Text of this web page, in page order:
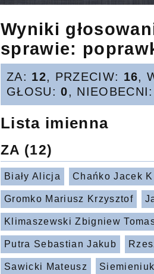
Wyniki
sprawie:
ZA: 12, PRZECIW: 16,
GŁOSU:0,
Lista imienna
ZA (12)
Biały Alicja Chańko Jacek
Gromko Mariusz Krzysztof
Klimaszewski Zbigniew
Putra Sebastian Jakub
Sawicki Mateusz